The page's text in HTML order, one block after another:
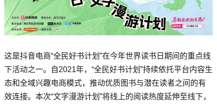
这是抖音电商“全民好书计划”在今年世界读书日期间的重点线
下活动之一。自2021年，“全民好书计划”持续依托平台内容生
态和全域兴趣电商模式，推动优质图书与潜在读者之间的有
效连接。本次“文字漫游计划”将线上的阅读热度延伸至线下，